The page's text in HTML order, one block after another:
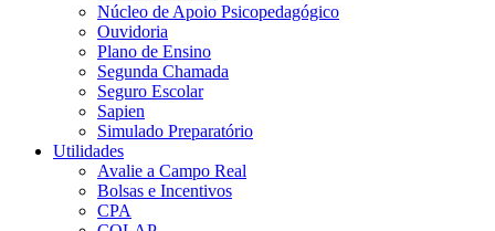
Núcleo de Apoio Psicopedagógico
Ouvidoria
Plano de Ensino
Segunda Chamada
Seguro Escolar
Sapien
Simulado Preparatório
Utilidades
Avalie a Campo Real
Bolsas e Incentivos
CPA